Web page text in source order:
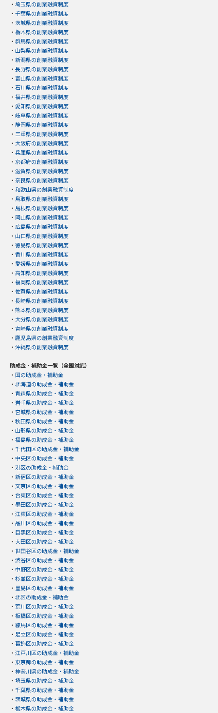
・ 埼玉県の創業融資制度
・ 千葉県の創業融資制度
・ 茨城県の創業融資制度
・ 栃木県の創業融資制度
・ 群馬県の創業融資制度
・ 山梨県の創業融資制度
・ 新潟県の創業融資制度
・ 長野県の創業融資制度
・ 富山県の創業融資制度
・ 石川県の創業融資制度
・ 福井県の創業融資制度
・ 愛知県の創業融資制度
・ 岐阜県の創業融資制度
・ 静岡県の創業融資制度
・ 三重県の創業融資制度
・ 大阪府の創業融資制度
・ 兵庫県の創業融資制度
・ 京都府の創業融資制度
・ 滋賀県の創業融資制度
・ 奈良県の創業融資制度
・ 和歌山県の創業融資制度
・ 鳥取県の創業融資制度
・ 島根県の創業融資制度
・ 岡山県の創業融資制度
・ 広島県の創業融資制度
・ 山口県の創業融資制度
・ 徳島県の創業融資制度
・ 香川県の創業融資制度
・ 愛媛県の創業融資制度
・ 高知県の創業融資制度
・ 福岡県の創業融資制度
・ 佐賀県の創業融資制度
・ 長崎県の創業融資制度
・ 熊本県の創業融資制度
・ 大分県の創業融資制度
・ 宮崎県の創業融資制度
・ 鹿児島県の創業融資制度
・ 沖縄県の創業融資制度
助成金・補助金一覧（全国対応）
・ 国の助成金・補助金
・ 北海道の助成金・補助金
・ 青森県の助成金・補助金
・ 岩手県の助成金・補助金
・ 宮城県の助成金・補助金
・ 秋田県の助成金・補助金
・ 山形県の助成金・補助金
・ 福島県の助成金・補助金
・ 千代田区の助成金・補助金
・ 中央区の助成金・補助金
・ 港区の助成金・補助金
・ 新宿区の助成金・補助金
・ 文京区の助成金・補助金
・ 台東区の助成金・補助金
・ 墨田区の助成金・補助金
・ 江東区の助成金・補助金
・ 品川区の助成金・補助金
・ 目黒区の助成金・補助金
・ 大田区の助成金・補助金
・ 世田谷区の助成金・補助金
・ 渋谷区の助成金・補助金
・ 中野区の助成金・補助金
・ 杉並区の助成金・補助金
・ 豊島区の助成金・補助金
・ 北区の助成金・補助金
・ 荒川区の助成金・補助金
・ 板橋区の助成金・補助金
・ 練馬区の助成金・補助金
・ 足立区の助成金・補助金
・ 葛飾区の助成金・補助金
・ 江戸川区の助成金・補助金
・ 東京都の助成金・補助金
・ 神奈川県の助成金・補助金
・ 埼玉県の助成金・補助金
・ 千葉県の助成金・補助金
・ 茨城県の助成金・補助金
・ 栃木県の助成金・補助金